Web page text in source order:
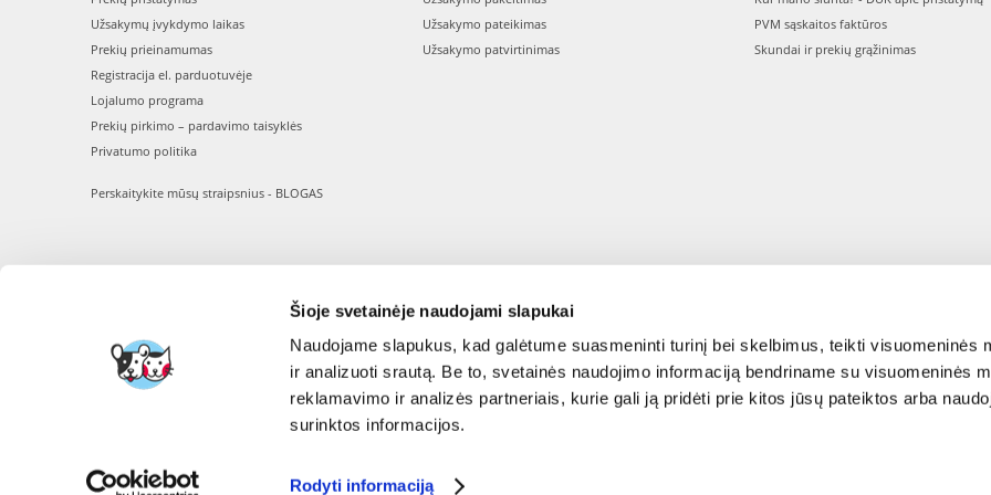
Šioje svetainėje naudojami slapukai
Naudojame slapukus, kad galėtume suasmeninti turinį bei skelbimus, teikti visuomeninės
ir analizuoti srautą. Be to, svetainės naudojimo informaciją bendriname su visuomeninės
reklamavimo ir analizės partneriais, kurie gali ją pridėti prie kitos jūsų pateiktos arba
surinktos informacijos.
Rodyti informaciją
Užsakymų įvykdymo laikas
Prekių prieinamumas
Registracija el. parduotuvėje
Lojalumo programa
Prekių pirkimo – pardavimo taisyklės
Privatumo politika
Perskaitykite mūsų straipsnius - BLOGAS
Užsakymo pateikimas
Užsakymo patvirtinimas
PVM sąskaitos faktūros
Skundai ir prekių grąžinimas